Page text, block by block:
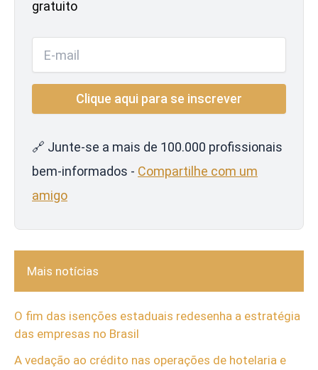
gratuito
🔗 Junte-se a mais de 100.000 profissionais
bem-informados - Compartilhe com um
amigo
Mais notícias
O fim das isenções estaduais redesenha a estratégia
das empresas no Brasil
A vedação ao crédito nas operações de hotelaria e